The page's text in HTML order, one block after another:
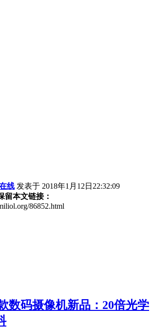
线 发表于 2018年1月12日22:32:09
留本文链接：
86852.html
数码摄像机新品：20倍光学